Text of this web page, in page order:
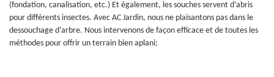
(fondation, canalisation, etc.) Et également, les souches servent d’abris
pour différents insectes. Avec AC Jardin, nous ne plaisantons pas dans le
dessouchage d’arbre. Nous intervenons de façon efficace et de toutes les
méthodes pour offrir un terrain bien aplani;